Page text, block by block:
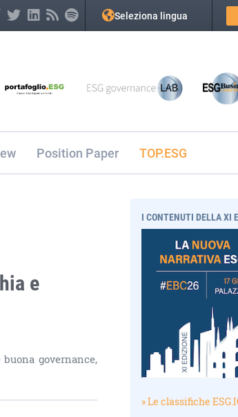
Seleziona lingua
Position Paper TOP.ESG
e
governance,
I CONTENUTI DELLA XI
» Le classifiche